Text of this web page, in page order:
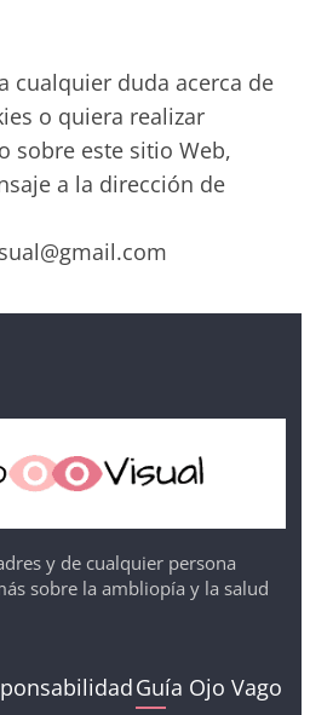
cualquier duda acerca de
o quiera realizar
sobre este sitio Web,
a la dirección de
y de cualquier persona
sobre la ambliopía y la salud
Guía Ojo Vago